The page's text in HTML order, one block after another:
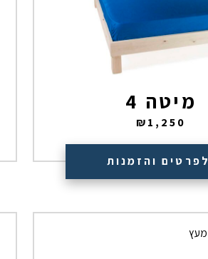
מיטה 4
₪1,250
לפרטים והזמנות